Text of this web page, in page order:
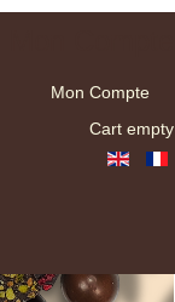
Mon Compte
Cart empty